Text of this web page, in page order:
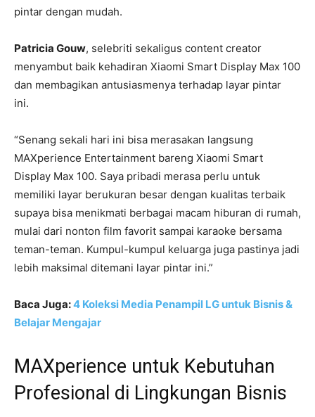
pintar dengan mudah.
Patricia Gouw, selebriti sekaligus content creator
menyambut baik kehadiran Xiaomi Smart Display Max 100
dan membagikan antusiasmenya terhadap layar pintar
ini.
“Senang sekali hari ini bisa merasakan langsung
MAXperience Entertainment bareng Xiaomi Smart
Display Max 100. Saya pribadi merasa perlu untuk
memiliki layar berukuran besar dengan kualitas terbaik
supaya bisa menikmati berbagai macam hiburan di rumah,
mulai dari nonton film favorit sampai karaoke bersama
teman-teman. Kumpul-kumpul keluarga juga pastinya jadi
lebih maksimal ditemani layar pintar ini.”
Baca Juga:4 Koleksi Media Penampil LG untuk Bisnis &
Belajar Mengajar
MAXperience untuk Kebutuhan
Profesional di Lingkungan Bisnis